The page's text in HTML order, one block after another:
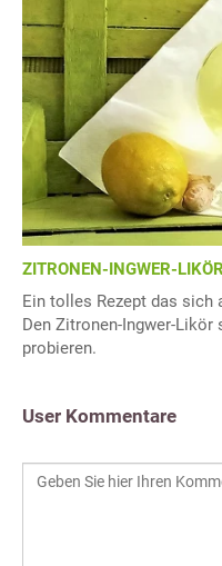
ZITRONEN-INGWER-LIKÖR
Ein tolles Rezept das sich
Den Zitronen-Ingwer-Likör
probieren.
User Kommentare